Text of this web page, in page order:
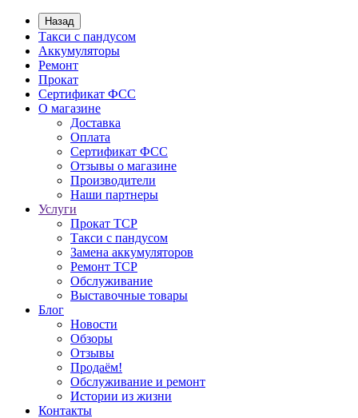
Назад
Такси с пандусом
Аккумуляторы
Ремонт
Прокат
Сертификат ФСС
О магазине
Доставка
Оплата
Сертификат ФСС
Отзывы о магазине
Производители
Наши партнеры
Услуги
Прокат ТСР
Такси с пандусом
Замена аккумуляторов
Ремонт ТСР
Обслуживание
Выставочные товары
Блог
Новости
Обзоры
Отзывы
Продаём!
Обслуживание и ремонт
Истории из жизни
Контакты